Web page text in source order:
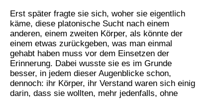
Erst später fragte sie sich, woher sie eigentlich
käme, diese platonische Sucht nach einem
anderen, einem zweiten Körper, als könnte der
einem etwas zurückgeben, was man einmal
gehabt haben muss vor dem Einsetzen der
Erinnerung. Dabei wusste sie es im Grunde
besser, in jedem dieser Augenblicke schon,
dennoch: ihr Körper, ihr Verstand waren sich einig
darin, dass sie wollten, mehr jedenfalls, ohne